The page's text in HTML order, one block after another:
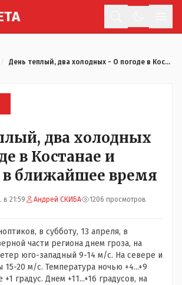
День теплый, два холодных - О погоде в Костанае и области в ближайшее время
два холодных
в Костанае и
в ближайшее время
в 21:59 Андрей СКИБА 1206 просмотров
в субботу, 13 апреля, в
части региона днем гроза, на
юго-западный 9-14 м/с. На севере и
20 м/с. Температура ночью +4...+9
+1 градус. Днем +11...+16 градусов, на